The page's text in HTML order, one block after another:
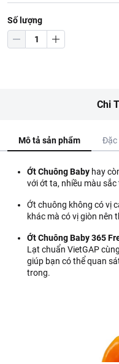
Số lượng
Chi
Mô tả sản phẩm Đặc
Ớt ChuôngBaby hay
với ớt ta, nhiều màu
Ớt chuông không có vị
khác mà có vị giòn nên
Ớt ChuôngBaby365
Lạt chuẩn VietGAP
giúp bạn có thể quan
trong.